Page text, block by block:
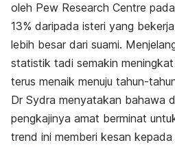
oleh Pew Research Centre
13% daripada isteri yang
lebih besar dari suami.
statistik tadi semakin
terus menaik menuju tahun-
Dr Sydra menyatakan bahawa
pengkajinya amat berminat
trend ini memberi kesan kepada